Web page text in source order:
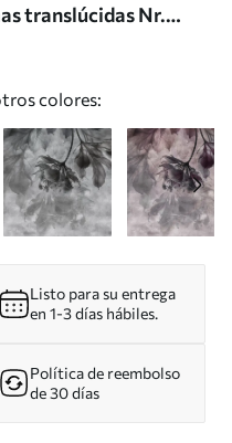
translúcidas Nr.
colores:
Listo para su entrega
en 1-3 días hábiles.
Política de reembolso
de 30 días